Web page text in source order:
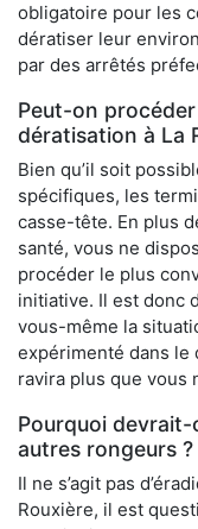
obligatoire pour les
dératiser leur
par des arrêtés
Peut-on
dératisation à La
Bien qu’il soit
spécifiques, les
casse-tête. En plus
santé, vous ne
procéder le plus
initiative. Il est donc
vous-même la
expérimenté dans le
ravira plus que vous
Pourquoi
autres rongeurs ?
Il ne s’agit pas
Rouxière, il est